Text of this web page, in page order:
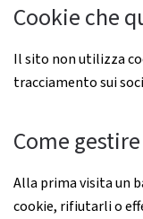
Cookie che
Il sito non utilizza
tracciamento sui
Come
Alla prima visita un
cookie, rifiutarli o